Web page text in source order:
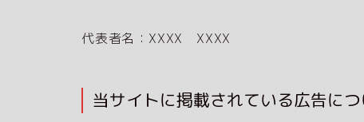
代表者名：XXXX XXXX
当サイトに掲載されている広告に